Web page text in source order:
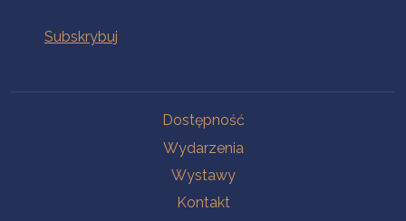
Dostępność
Wydarzenia
Wystawy
Kontakt